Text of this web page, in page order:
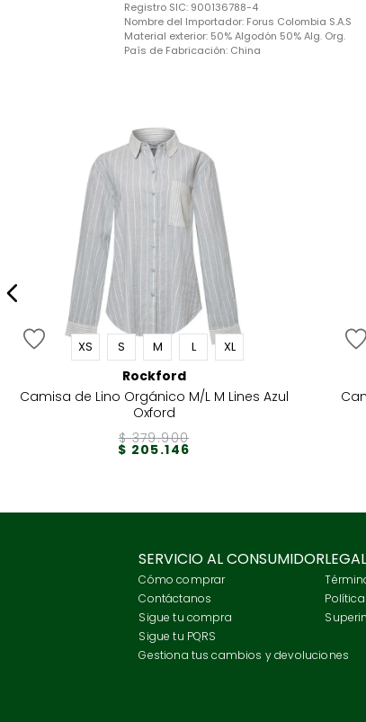
Registro SIC: 900136788-4
Nombre del Importador: Forus Colombia S.A.S
Material exterior: 50% Algodón 50% Alg. Org.
País de Fabricación: China
XS S M L XL
Rockford
Camisa de Lino Orgánico M/L M Lines Azul
Oxford
$ 379.900
$ 205.146
SERVICIO AL CONSUMIDOR
Cómo comprar
Contáctanos
Sigue tu compra
Sigue tu PQRS
Gestiona tus cambios y devoluciones
LEGAL